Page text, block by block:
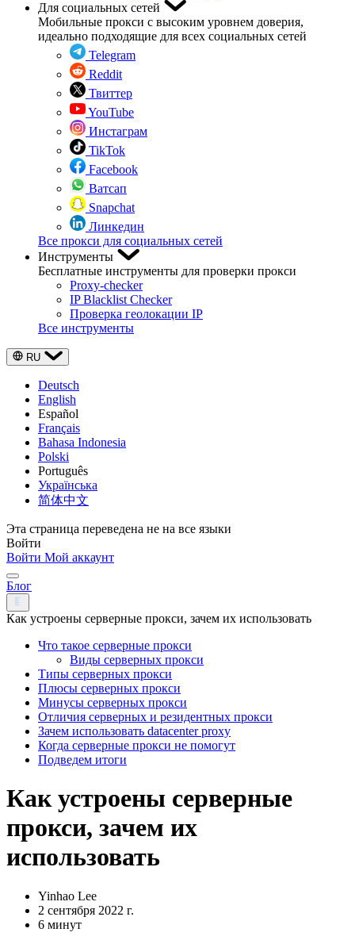
Для социальных сетей
Мобильные прокси с высоким уровнем доверия,
идеально подходящие для всех социальных сетей
Telegram
Reddit
Твиттер
YouTube
Инстаграм
TikTok
Facebook
Ватсап
Snapchat
Линкедин
Все прокси для социальных сетей
Инструменты
Бесплатные инструменты для проверки прокси
Proxy-checker
IP Blacklist Checker
Проверка геолокации IP
Все инструменты
RU
Deutsch
English
Español
Français
Bahasa Indonesia
Polski
Português
Українська
简体中文
Эта страница переведена не на все языки
Войти
Войти Мой аккаунт
Блог
Как устроены серверные прокси, зачем их использовать
Что такое серверные прокси
Виды серверных прокси
Типы серверных прокси
Плюсы серверных прокси
Минусы серверных прокси
Отличия серверных и резидентных прокси
Зачем использовать datacenter proxy
Когда серверные прокси не помогут
Подведем итоги
Как устроены серверные
прокси, зачем их
использовать
Yinhao Lee
2 сентября 2022 г.
6 минут